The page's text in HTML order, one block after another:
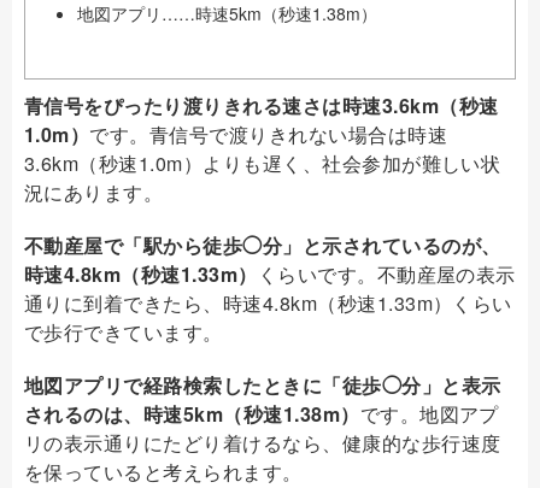
地図アプリ……時速5km（秒速1.38m）
青信号をぴったり渡りきれる速さは時速3.6km（秒速
1.0m） です。青信号で渡りきれない場合は時速
3.6km（秒速1.0m）よりも遅く、社会参加が難しい状
況にあります。
不動産屋で「駅から徒歩◯分」と示されているのが、
時速4.8km（秒速1.33m）
くらいです。不動産屋の表示
通りに到着できたら、時速4.8km（秒速1.33m）くらい
で歩行できています。
地図アプリで経路検索したときに「徒歩◯分」と表示
されるのは、時速5km（秒速1.38m） です。地図アプ
リの表示通りにたどり着けるなら、健康的な歩行速度
を保っていると考えられます。